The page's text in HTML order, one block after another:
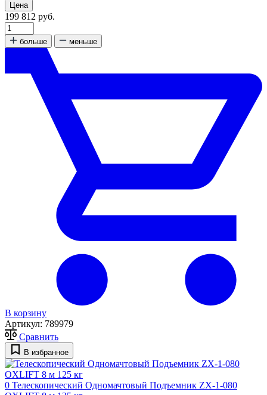
Цена
199 812 руб.
больше меньше
В корзину
Артикул: 789979
Сравнить
В избранное
0 Телескопический Одномачтовый Подъемник ZX-1-080